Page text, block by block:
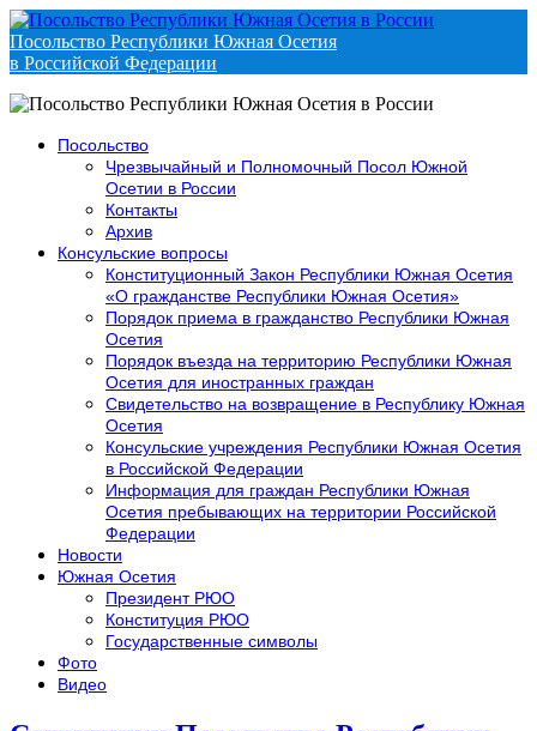
Посольство Республики Южная Осетия
в Российской Федерации
Посольство
Чрезвычайный и Полномочный Посол Южной
Осетии в России
Контакты
Архив
Консульские вопросы
Конституционный Закон Республики Южная Осетия
«О гражданстве Республики Южная Осетия»
Порядок приема в гражданство Республики Южная
Осетия
Порядок въезда на территорию Республики Южная
Осетия для иностранных граждан
Свидетельство на возвращение в Республику Южная
Осетия
Консульские учреждения Республики Южная Осетия
в Российской Федерации
Информация для граждан Республики Южная
Осетия пребывающих на территории Российской
Федерации
Новости
Южная Осетия
Президент РЮО
Конституция РЮО
Государственные символы
Фото
Видео